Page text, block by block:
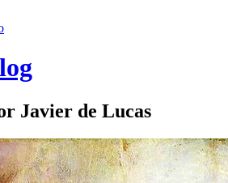
Javier de Lucas